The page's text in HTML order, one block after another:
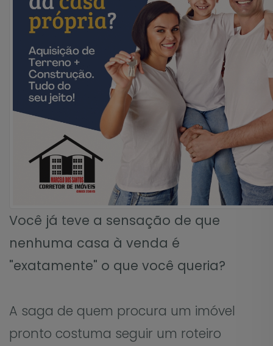
Você já teve a sensação de que
nenhuma casa à venda é
"exatamente" o que você queria?
A saga de quem procura um imóvel
pronto costuma seguir um roteiro